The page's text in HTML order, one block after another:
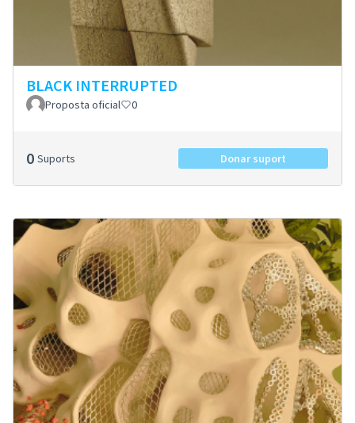
BLACK INTERRUPTED
Proposta oficial 0
0 Suports Donar suport